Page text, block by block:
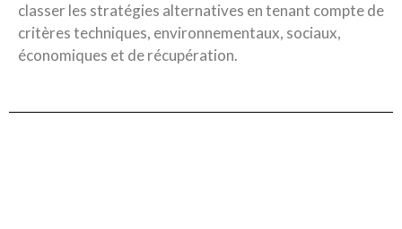
classer les stratégies alternatives en tenant compte de
critères techniques, environnementaux, sociaux,
économiques et de récupération.